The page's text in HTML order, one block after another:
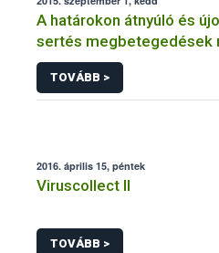
A határokon átnyúló és
sertés megbetegedések
felügyelete Közép-
TOVÁBB >
2016. április 15, péntek
Viruscollect II
TOVÁBB >